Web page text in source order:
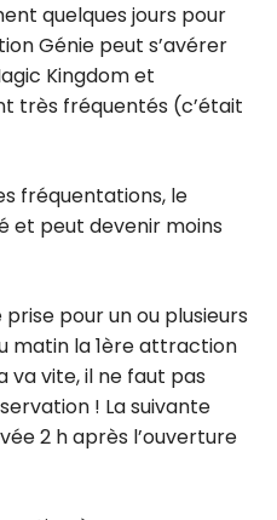
quelques jours pour
Génie peut s’avérer
Kingdom et
très fréquentés (c’était
fréquentations, le
et peut devenir moins
pour un ou plusieurs
matin la 1ère attraction
va vite, il ne faut pas
! La suivante
2 h après l’ouverture